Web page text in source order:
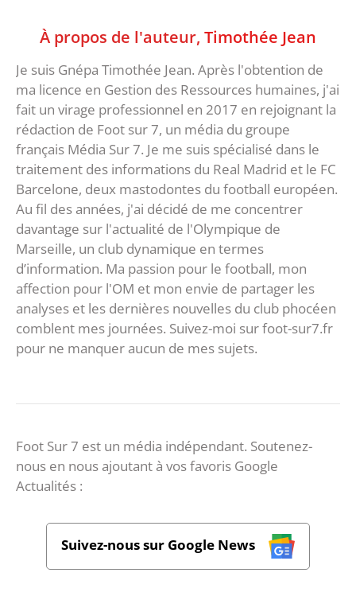
À propos de l'auteur, Timothée Jean
Je suis Gnépa Timothée Jean. Après l'obtention de
ma licence en Gestion des Ressources humaines, j'ai
fait un virage professionnel en 2017 en rejoignant la
rédaction de Foot sur 7, un média du groupe
français Média Sur 7. Je me suis spécialisé dans le
traitement des informations du Real Madrid et le FC
Barcelone, deux mastodontes du football européen.
Au fil des années, j'ai décidé de me concentrer
davantage sur l'actualité de l'Olympique de
Marseille, un club dynamique en termes
d’information. Ma passion pour le football, mon
affection pour l'OM et mon envie de partager les
analyses et les dernières nouvelles du club phocéen
comblent mes journées. Suivez-moi sur foot-sur7.fr
pour ne manquer aucun de mes sujets.
Foot Sur 7 est un média indépendant. Soutenez-
nous en nous ajoutant à vos favoris Google
Actualités :
Suivez-nous sur Google News